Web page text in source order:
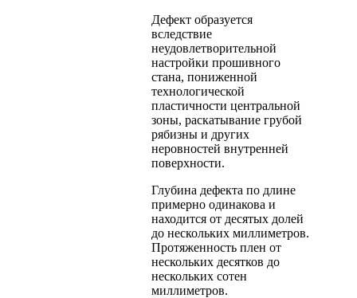
Дефект образуется
вследствие
неудовлетворительной
настройки прошивного
стана, пониженной
технологической
пластичности центральной
зоны, раскатывание грубой
рябизны и других
неровностей внутренней
поверхности.
Глубина дефекта по длине
примерно одинакова и
находится от десятых долей
до нескольких миллиметров.
Протяженность плен от
нескольких десятков до
нескольких сотен
миллиметров.